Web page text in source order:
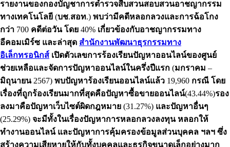
รายงานของกองบัญชาการตำรวจสืบสวนสอบสวนอาชญากรรม
ทางเทคโนโลยี (บช.สอท.) พบว่ามีคดีหลอกลวงและการฉ้อโกง
กว่า 700 คดีต่อวัน โดย 40% เกี่ยวข้องกับอาชญากรรมทาง
อีคอมเมิร์ซ และล่าสุด สำนักงานพัฒนาธุรกรรมทาง
อิเล็กทรอนิกส์ เปิดตัวเลขการร้องเรียนปัญหาออนไลน์ของศูนย์
ช่วยเหลือและจัดการปัญหาออนไลน์ในครึ่งปีแรก (มกราคม –
มิถุนายน2567) พบปัญหาร้องเรียนออนไลน์แล้ว 19,960 กรณี โดย
เรื่องที่ถูกร้องเรียนมากที่สุดคือปัญหาซื้อขายออนไลน์(43.44%)รอง
ลงมาคือปัญหาเว็บไซต์ผิดกฎหมาย (31.27%) และปัญหาอื่นๆ
(25.29%) จะมีทั้งในเรื่องปัญหาการหลอกลวงลงทุน หลอกให้
ทำงานออนไลน์ และปัญหาการคุ้มครองข้อมูลส่วนบุคคล ฯลฯ ซึ่ง
สร้างความเสียหายให้กับทั้งบุคคลและธุรกิจขนาดเล็กอย่างมาก